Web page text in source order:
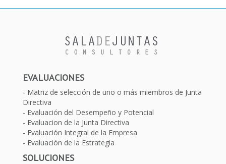
EVALUACIONES
Matriz de selección de uno o más miembros de Junta
Directiva
Evaluación del Desempeño y Potencial
Evaluacion de la Junta Directiva
Evaluación Integral de la Empresa
Evaluación de la Estrategia
SOLUCIONES